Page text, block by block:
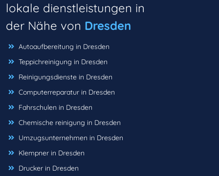
lokale dienstleistungen in
der Nähe von Dresden
Autoaufbereitung in Dresden
Teppichreinigung in Dresden
Reinigungsdienste in Dresden
Computerreparatur in Dresden
Fahrschulen in Dresden
Chemische reinigung in Dresden
Umzugsunternehmen in Dresden
Klempner in Dresden
Drucker in Dresden